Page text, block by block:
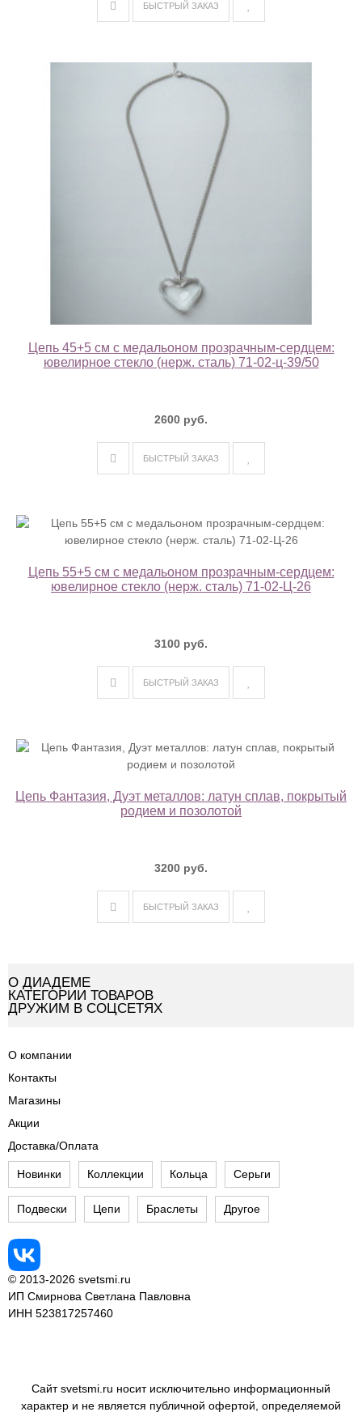
БЫСТРЫЙ ЗАКАЗ
Цепь 45+5 см с медальоном прозрачным-сердцем:
ювелирное стекло (нерж. сталь) 71-02-ц-39/50
2600 руб.
БЫСТРЫЙ ЗАКАЗ
Цепь 55+5 см с медальоном прозрачным-сердцем:
ювелирное стекло (нерж. сталь) 71-02-Ц-26
3100 руб.
БЫСТРЫЙ ЗАКАЗ
Цепь Фантазия, Дуэт металлов: латун сплав, покрытый
родием и позолотой
3200 руб.
БЫСТРЫЙ ЗАКАЗ
О ДИАДЕМЕ
КАТЕГОРИИ ТОВАРОВ
ДРУЖИМ В СОЦСЕТЯХ
О компании
Контакты
Магазины
Акции
Доставка/Оплата
Новинки Коллекции Кольца Серьги
Подвески Цепи Браслеты Другое
© 2013-2026 svetsmi.ru
ИП Смирнова Светлана Павловна
ИНН 523817257460
Сайт svetsmi.ru носит исключительно информационный
характер и не является публичной офертой, определяемой